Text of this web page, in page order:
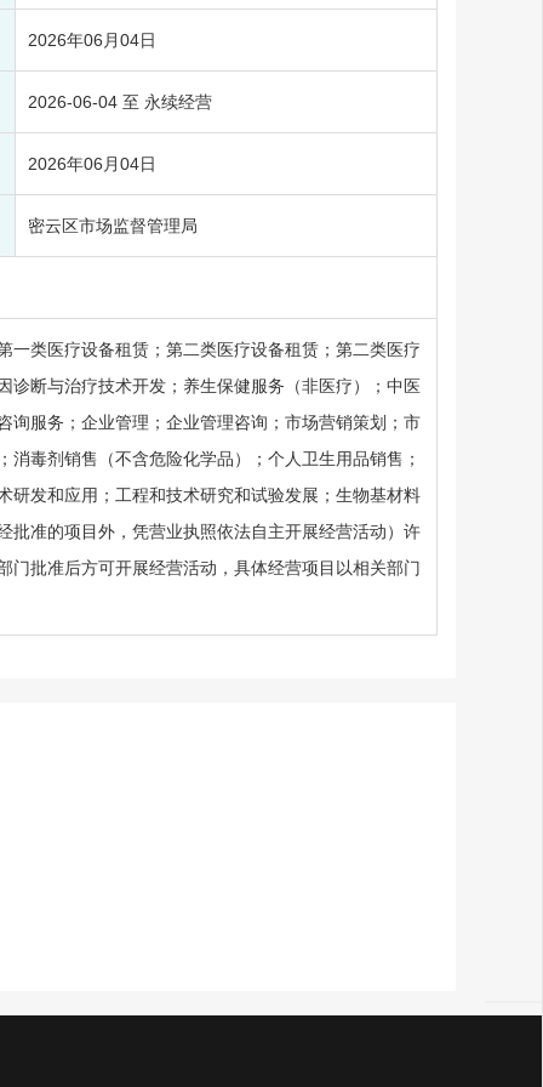
2026年06月04日
2026-06-04 至 永续经营
2026年06月04日
密云区市场监督管理局
类医疗设备租赁；第二类医疗设备租赁；第二类医疗
诊断与治疗技术开发；养生保健服务（非医疗）；中医
询服务；企业管理；企业管理咨询；市场营销策划；市
毒剂销售（不含危险化学品）；个人卫生用品销售；
研发和应用；工程和技术研究和试验发展；生物基材料
批准的项目外，凭营业执照依法自主开展经营活动）许
批准后方可开展经营活动，具体经营项目以相关部门